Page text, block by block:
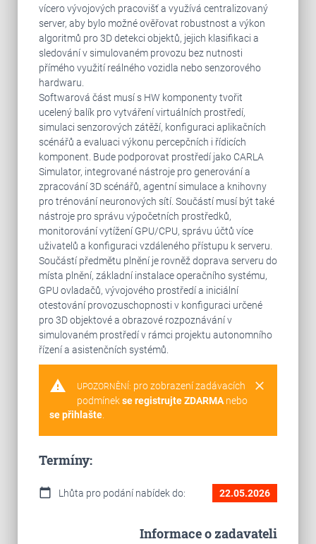
vícero vývojových pracovišť a využívá centralizovaný
server, aby bylo možné ověřovat robustnost a výkon
algoritmů pro 3D detekci objektů, jejich klasifikaci a
sledování v simulovaném provozu bez nutnosti
přímého využití reálného vozidla nebo senzorového
hardwaru.
Softwarová část musí s HW komponenty tvořit
ucelený balík pro vytváření virtuálních prostředí,
simulaci senzorových zátěží, konfiguraci aplikačních
scénářů a evaluaci výkonu percepčních i řídicích
komponent. Bude podporovat prostředí jako CARLA
Simulator, integrované nástroje pro generování a
zpracování 3D scénářů, agentní simulace a knihovny
pro trénování neuronových sítí. Součástí musí být také
nástroje pro správu výpočetních prostředků,
monitorování vytížení GPU/CPU, správu účtů více
uživatelů a konfiguraci vzdáleného přístupu k serveru.
Součástí předmětu plnění je rovněž doprava serveru do
místa plnění, základní instalace operačního systému,
GPU ovladačů, vývojového prostředí a iniciální
otestování provozuschopnosti v konfiguraci určené
pro 3D objektové a obrazové rozpoznávání v
simulovaném prostředí v rámci projektu autonomního
řízení a asistenčních systémů.
warning clear
UPOZORNĚNÍ: pro zobrazení zadávacích
podmínekse registrujte ZDARMAnebo
se přihlašte.
Termíny:
calendar_today Lhůta pro podání nabídek do: 22.05.2026
Informace o zadavateli